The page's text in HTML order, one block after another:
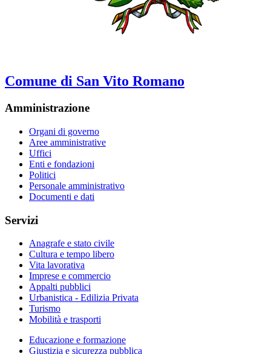
Comune di San Vito Romano
Amministrazione
Organi di governo
Aree amministrative
Uffici
Enti e fondazioni
Politici
Personale amministrativo
Documenti e dati
Servizi
Anagrafe e stato civile
Cultura e tempo libero
Vita lavorativa
Imprese e commercio
Appalti pubblici
Urbanistica - Edilizia Privata
Turismo
Mobilità e trasporti
Educazione e formazione
Giustizia e sicurezza pubblica